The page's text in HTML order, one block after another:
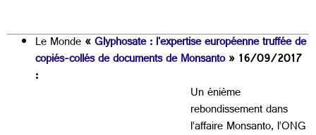
Le Monde«Glyphosate : l'expertise européenne truffée de
copiés-collés de documents de Monsanto» 16/09/2017
:
Un énième
rebondissement dans
l’affaire Monsanto, l’ONG